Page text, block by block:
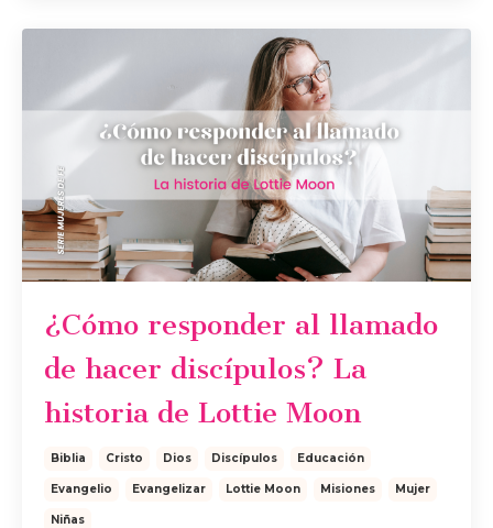
¿Cómo responder al llamado
de hacer discípulos? La
historia de Lottie Moon
Biblia Cristo Dios Discípulos Educación
Evangelio Evangelizar Lottie Moon Misiones Mujer
Niñas